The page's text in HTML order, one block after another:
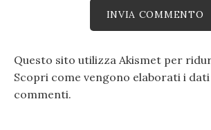
Questo sito utilizza Akismet per
Scopri come vengono elaborati i
commenti.